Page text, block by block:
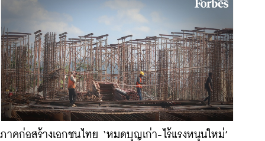
ภาคก่อสร้างเอกชนไทย ‘หมดบุญเก่า-ไร้แรงหนุนใหม่’